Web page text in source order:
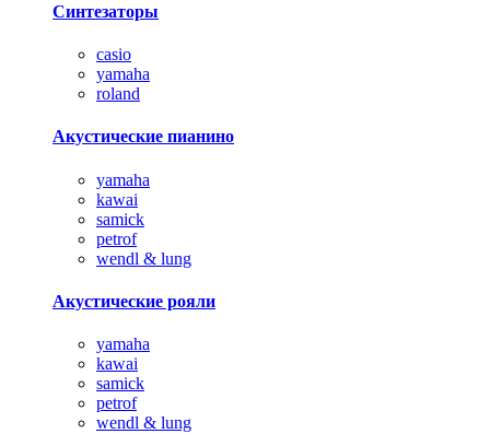
Синтезаторы
casio
yamaha
roland
Акустические пианино
yamaha
kawai
samick
petrof
wendl & lung
Акустические рояли
yamaha
kawai
samick
petrof
wendl & lung